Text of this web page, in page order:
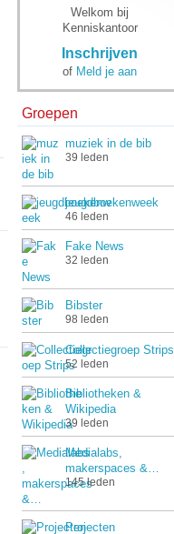
Welkom bij
Kenniskantoor
Inschrijven
of Meld je aan
Groepen
muziek in de bib
39 leden
jeugdboekenweek
46 leden
Fake News
32 leden
Bibster
98 leden
Collectiegroep Strips
52 leden
Bibliotheken &
Wikipedia
39 leden
Medialabs,
makerspaces &…
145 leden
Projecten